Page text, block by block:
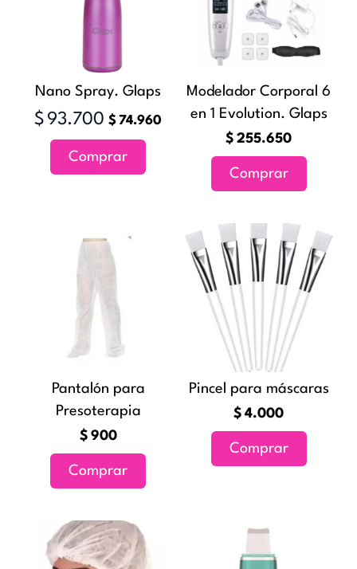
Nano Spray. Glaps
$ 93.700
$93.700.
$ 74.960
$74.960.
Comprar
Modelador Corporal 6
en 1 Evolution. Glaps
$ 255.650
Comprar
Pantalón para
Presoterapia
$ 900
Comprar
Pincel para máscaras
$ 4.000
Comprar